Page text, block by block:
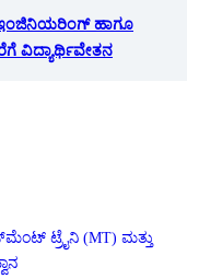
ಇಂಜಿನಿಯರಿಂಗ್ ಹಾಗೂ
ವಿದ್ಯಾರ್ಥಿವೇತನ
ಟ್ರೈನಿ (MT) ಮತ್ತು